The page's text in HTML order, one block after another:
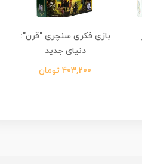
بازی فکری سنچری "قرن":
دنیای جدید
403,200 تومان